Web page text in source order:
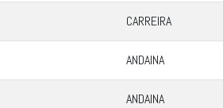
CARREIRA
ANDAINA
ANDAINA